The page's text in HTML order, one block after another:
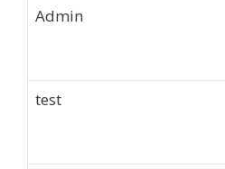
Admin
test